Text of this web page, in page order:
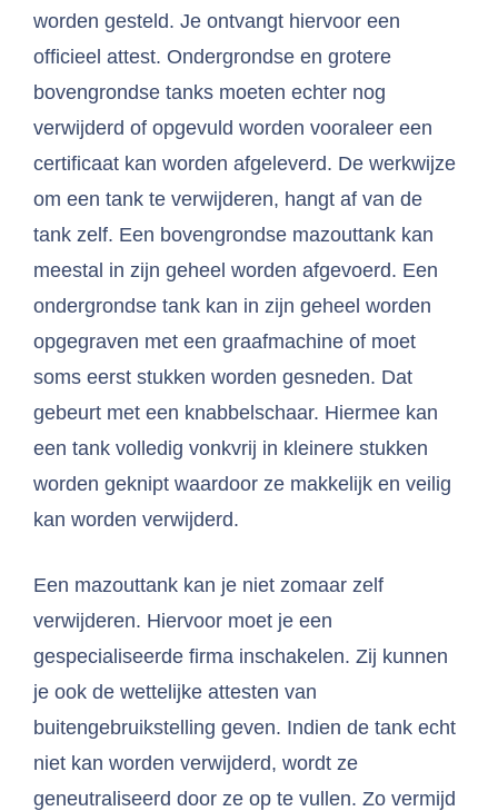
worden gesteld. Je ontvangt hiervoor een
officieel attest. Ondergrondse en grotere
bovengrondse tanks moeten echter nog
verwijderd of opgevuld worden vooraleer een
certificaat kan worden afgeleverd. De werkwijze
om een tank te verwijderen, hangt af van de
tank zelf. Een bovengrondse mazouttank kan
meestal in zijn geheel worden afgevoerd. Een
ondergrondse tank kan in zijn geheel worden
opgegraven met een graafmachine of moet
soms eerst stukken worden gesneden. Dat
gebeurt met een knabbelschaar. Hiermee kan
een tank volledig vonkvrij in kleinere stukken
worden geknipt waardoor ze makkelijk en veilig
kan worden verwijderd.
Een mazouttank kan je niet zomaar zelf
verwijderen. Hiervoor moet je een
gespecialiseerde firma inschakelen. Zij kunnen
je ook de wettelijke attesten van
buitengebruikstelling geven. Indien de tank echt
niet kan worden verwijderd, wordt ze
geneutraliseerd door ze op te vullen. Zo vermijd